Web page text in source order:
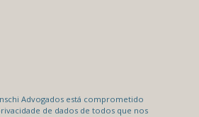
Advogados está comprometido
de dados de todos que nos